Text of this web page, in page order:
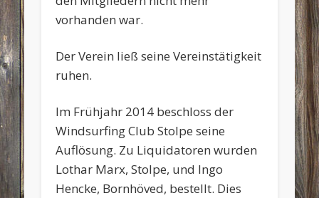
vorhanden war.
Der Verein ließ seine Vereinstätigkeit
ruhen.
Im Frühjahr 2014 beschloss der
Windsurfing Club Stolpe seine
Auflösung. Zu Liquidatoren wurden
Lothar Marx, Stolpe, und Ingo
Hencke, Bornhöved, bestellt. Dies